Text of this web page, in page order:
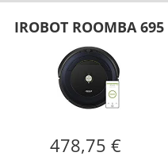
IROBOT ROOMBA 695
478,75 €